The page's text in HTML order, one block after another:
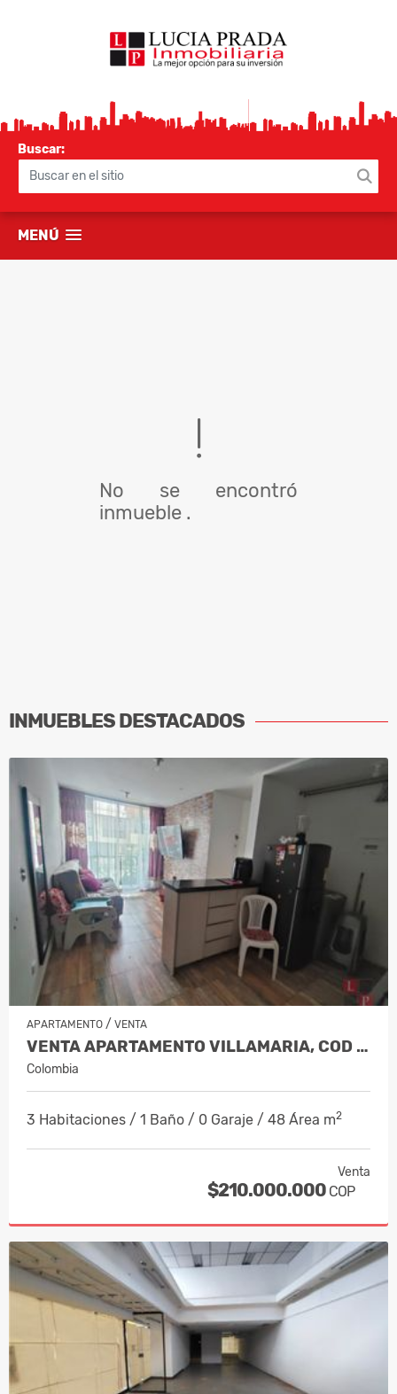
Buscar:
MENÚ
No se encontró
inmueble .
INMUEBLESDESTACADOS
APARTAMENTO / VENTA
VENTA APARTAMENTO VILLAMARIA, COD 10…
Colombia
3 Habitaciones / 1 Baño / 0 Garaje / 48 Área m2
Venta
$210.000.000 COP